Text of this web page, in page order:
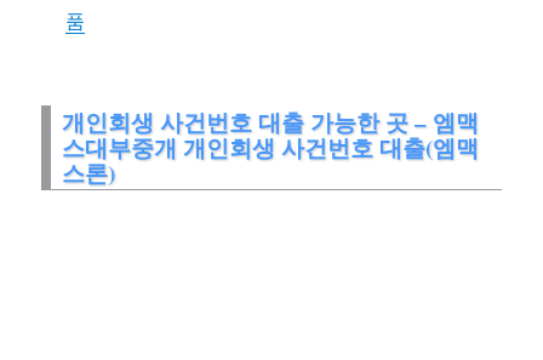
품
개인회생 사건번호 대출 가능한 곳 – 엠맥
스대부중개 개인회생 사건번호 대출(엠맥
스론)